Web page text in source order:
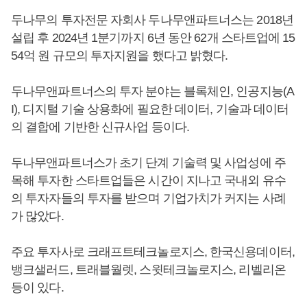
두나무의 투자전문 자회사 두나무앤파트너스는 2018년
설립 후 2024년 1분기까지 6년 동안 62개 스타트업에 15
54억 원 규모의 투자지원을 했다고 밝혔다.
두나무앤파트너스의 투자 분야는 블록체인, 인공지능(A
I), 디지털 기술 상용화에 필요한 데이터, 기술과 데이터
의 결합에 기반한 신규사업 등이다.
두나무앤파트너스가 초기 단계 기술력 및 사업성에 주
목해 투자한 스타트업들은 시간이 지나고 국내외 유수
의 투자자들의 투자를 받으며 기업가치가 커지는 사례
가 많았다.
주요 투자사로 크래프트테크놀로지스, 한국신용데이터,
뱅크샐러드, 트래블월렛, 스윗테크놀로지스, 리벨리온
등이 있다.